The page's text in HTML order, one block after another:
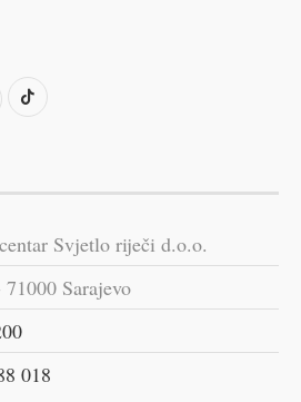
Svjetlo riječi d.o.o.
Sarajevo
018